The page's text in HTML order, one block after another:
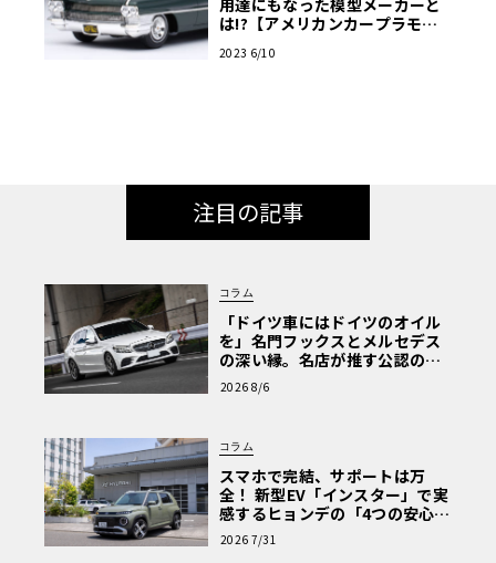
用達にもなった模型メーカーと
は!?【アメリカンカープラモ・
2023 6/10
注目の記事
コラム
「ドイツ車にはドイツのオイル
を」名門フックスとメルセデス
の深い縁。名店が推す公認の安
心と、Cクラスで味わうシルキー
な走り〈PR〉
2026 8/6
コラム
スマホで完結、サポートは万
全！ 新型EV「インスター」で実
感するヒョンデの「4つの安心」
【第1回・ヒョンデ6つの疑問：
Why? Hyundai?】〈PR〉
2026 7/31